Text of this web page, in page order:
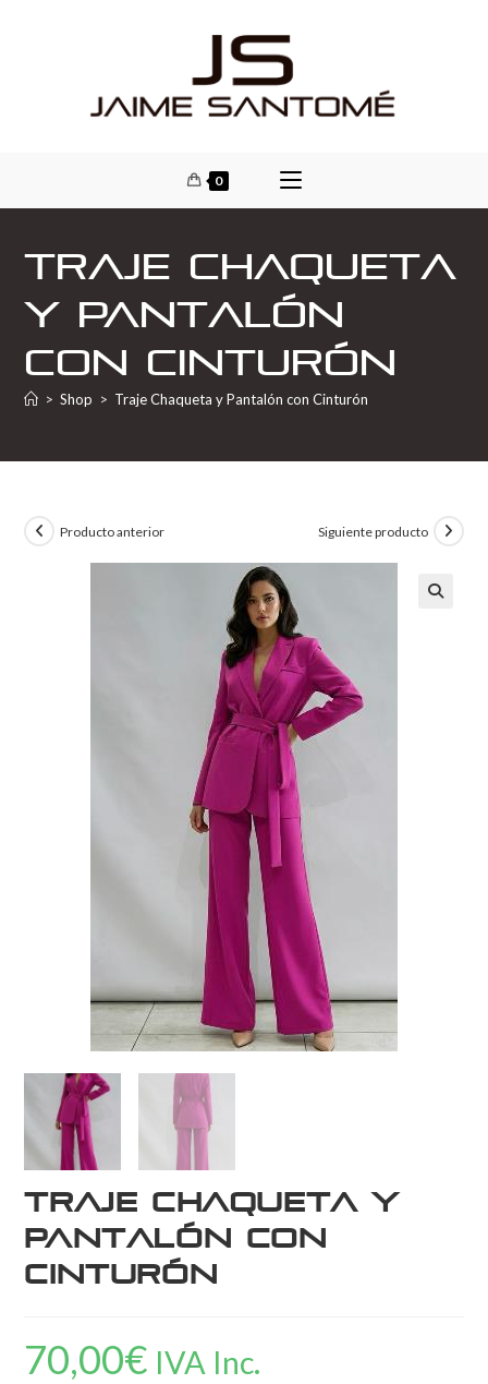
0
Traje Chaqueta
y Pantalón
con Cinturón
> Shop > Traje Chaqueta y Pantalón con Cinturón
Producto anterior Siguiente producto
Traje Chaqueta y
Pantalón con
Cinturón
70,00€ IVA Inc.